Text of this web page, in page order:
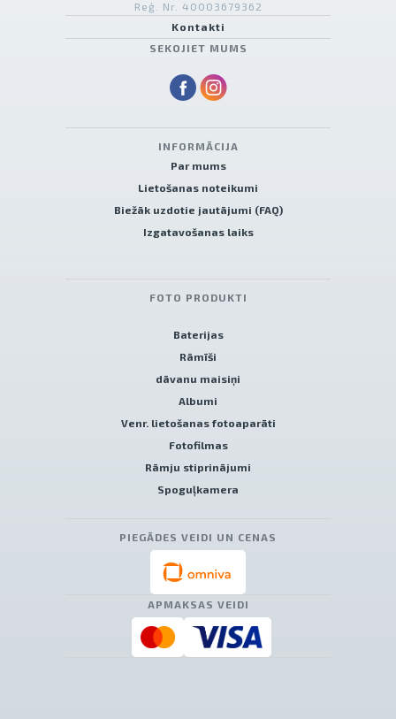
Reģ. Nr. 40003679362
Kontakti
SEKOJIET MUMS
INFORMĀCIJA
Par mums
Lietošanas noteikumi
Biežāk uzdotie jautājumi (FAQ)
Izgatavošanas laiks
FOTO PRODUKTI
Baterijas
Rāmīši
dāvanu maisiņi
Albumi
Venr. lietošanas fotoaparāti
Fotofilmas
Rāmju stiprinājumi
Spoguļkamera
PIEGĀDES VEIDI UN CENAS
APMAKSAS VEIDI